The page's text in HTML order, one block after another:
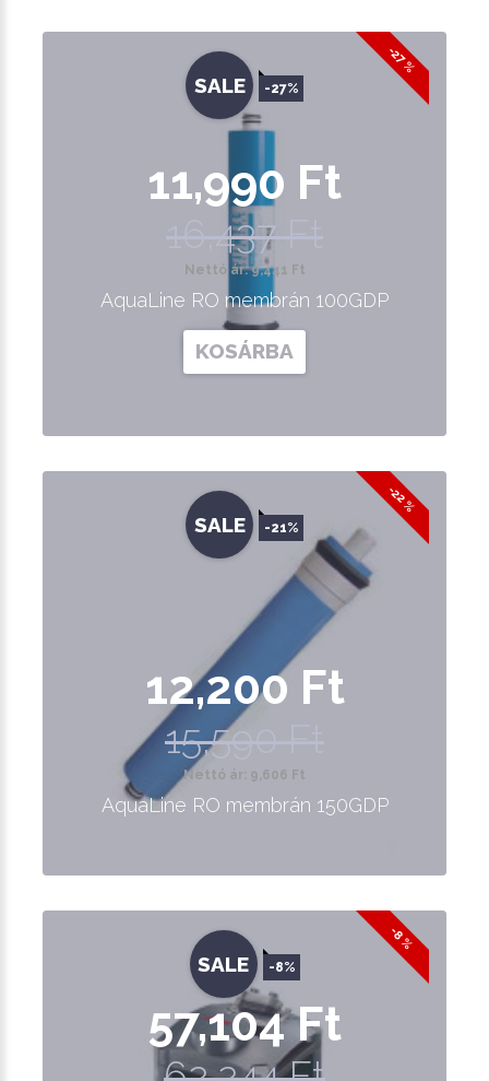
-27 %
SALE -27%
11,990 Ft
16,437 Ft
Nettó ár: 9,441 Ft
AquaLine RO membrán 100GDP
KOSÁRBA
-22 %
SALE -21%
12,200 Ft
15,590 Ft
Nettó ár: 9,606 Ft
AquaLine RO membrán 150GDP
-8 %
SALE -8%
57,104 Ft